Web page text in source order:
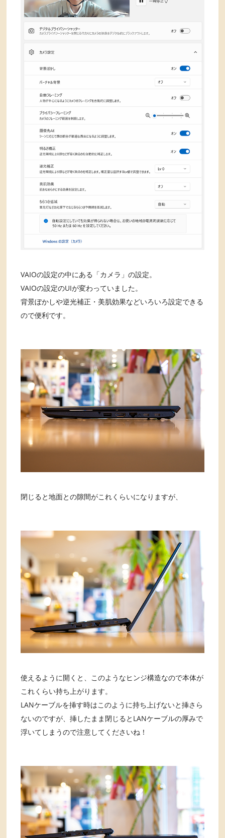
VAIOの設定の中にある「カメラ」の設定。
VAIOの設定のUIが変わっていました。
背景ぼかしや逆光補正・美肌効果などいろいろ設定できる
ので便利です。
閉じると地面との隙間がこれくらいになりますが、
使えるように開くと、このようなヒンジ構造なので本体が
これくらい持ち上がります。
LANケーブルを挿す時はこのように持ち上げないと挿さら
ないのですが、挿したまま閉じるとLANケーブルの厚みで
浮いてしまうので注意してくださいね！